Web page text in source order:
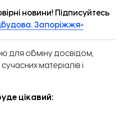
новини! Підписуйтесь
Запоріжжя»
для обміну досвідом,
матеріалів і
цікавий: